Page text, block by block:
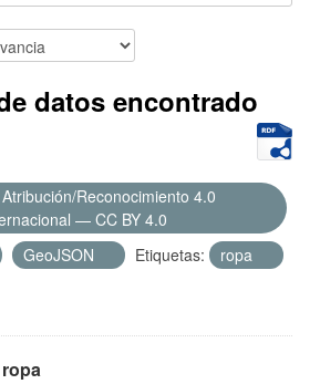
datos encontrado
Reconocimiento 4.0
— CC BY 4.0
GeoJSON Etiquetas:
ropa